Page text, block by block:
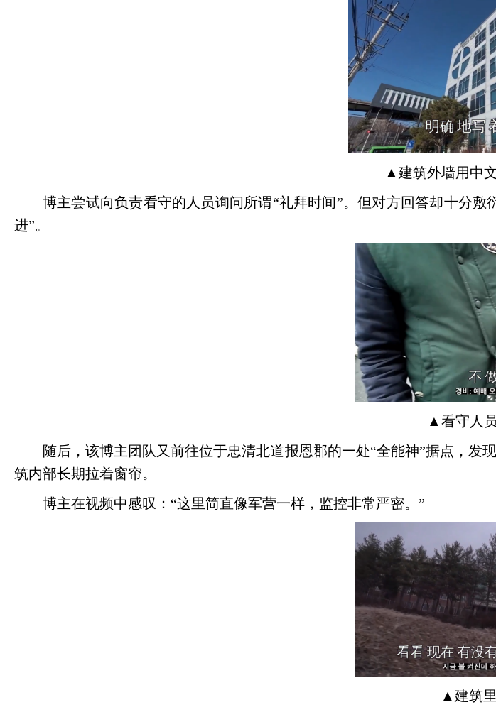
▲ 建筑外墙用中
博主尝试向负责看守的人员询问所谓“礼拜时间”。但对方回答却十分
进”。
▲ 看守人
随后，该博主团队又前往位于忠清北道报恩郡的一处“全能神”据点，发
筑内部长期拉着窗帘。
博主在视频中感叹： “这里简直像军营一样，监控非常严密。”
▲ 建筑